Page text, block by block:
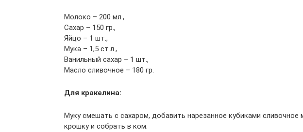
Молоко – 200 мл.,
Сахар – 150 гр.,
Яйцо – 1 шт.,
Мука – 1,5 ст.л.,
Ванильный сахар – 1 шт.,
Масло сливочное – 180 гр.
Для кракелина:
Муку смешать с сахаром, добавить нарезанное кубиками сливочное
крошку и собрать в ком.